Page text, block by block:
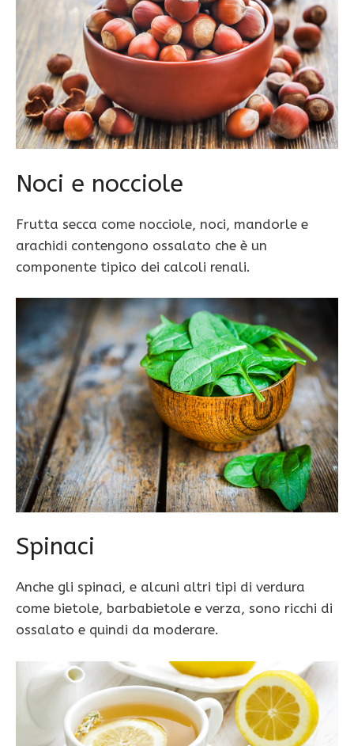
Noci e nocciole
Frutta secca come nocciole, noci, mandorle e
arachidi contengono ossalato che è un
componente tipico dei calcoli renali.
Spinaci
Anche gli spinaci, e alcuni altri tipi di verdura
come bietole, barbabietole e verza, sono ricchi di
ossalato e quindi da moderare.